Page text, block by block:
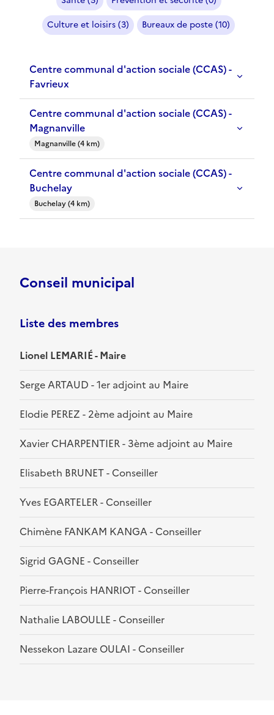
Culture et loisirs (3)
Bureaux de poste (10)
Centre communal d'action sociale (CCAS) -
Favrieux
Centre communal d'action sociale (CCAS) -
Magnanville
Magnanville (4 km)
Centre communal d'action sociale (CCAS) -
Buchelay
Buchelay (4 km)
Conseil municipal
Liste des membres
Lionel LEMARIÉ - Maire
Serge ARTAUD - 1er adjoint au Maire
Elodie PEREZ - 2ème adjoint au Maire
Xavier CHARPENTIER - 3ème adjoint au Maire
Elisabeth BRUNET - Conseiller
Yves EGARTELER - Conseiller
Chimène FANKAM KANGA - Conseiller
Sigrid GAGNE - Conseiller
Pierre-François HANRIOT - Conseiller
Nathalie LABOULLE - Conseiller
Nessekon Lazare OULAI - Conseiller